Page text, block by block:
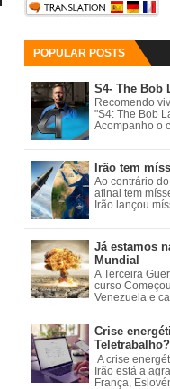
POPULAR POSTS
S4- The Bob
Recomendo
"S4: The Bob
Acompanho o
Irão tem
Ao contrário
afinal tem
Irão lançou
Já estamos
Mundial
A Terceira
curso
Venezuela e
Crise
Teletrabalho?
A crise
Irão está a
França,